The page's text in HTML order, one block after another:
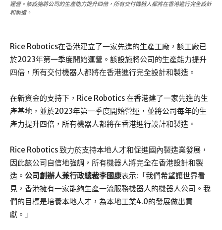
運營。該設施將公司的生產能力提升四倍，所有交付機器人都將在香港進行完全設計
和製造。
Rice Robotics在香港建立了一家先進的生產工廠，該工廠已
於2023年第一季度開始運營。該設施將公司的生產能力提升
四倍，所有交付機器人都將在香港進行完全設計和製造。
在新資金的支持下，Rice Robotics 在香港建了一家先進的生
產基地，並於2023年第一季度開始營運，並將公司每年的生
產力提升四倍，所有機器人都將在香港進行設計和製造。
Rice Robotics 致力於支持本地人才和促進國內製造業發展，
因此該公司自信地強調，所有機器人將完全在香港設計和製
造。 公司創辦人兼行政總裁李國康表示:「我們希望讓世界看
見，香港擁有一家能夠生產一流服務機器人的機器人公司。我
們的目標是培養本地人才，為本地工業4.0的發展做出貢
獻。」